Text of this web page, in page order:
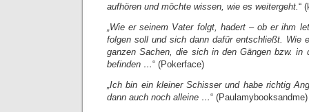
aufhören und möchte wissen, wie es weitergeht.“
„Wie er seinem Vater folgt, hadert – ob er ihm
folgen soll und sich dann dafür entschließt. Wie
ganzen Sachen, die sich in den Gängen bzw. in
befinden …“ (Pokerface)
„Ich bin ein kleiner Schisser und habe richtig
dann auch noch alleine …“ (Paulamybooksandme)